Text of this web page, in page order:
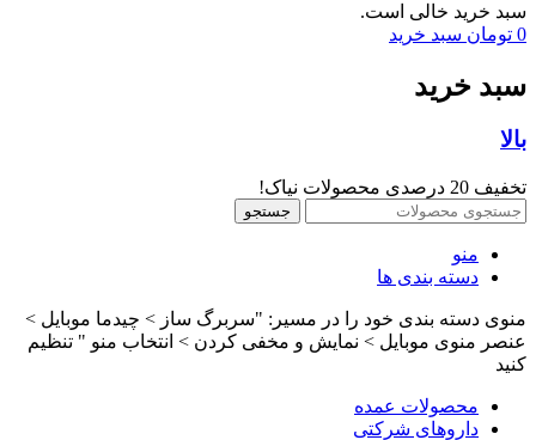
سبد خرید خالی است.
0 تومان سبد خرید
سبد خرید
بالا
تخفیف 20 درصدی محصولات نیاک!
جستجو
منو
دسته بندی ها
منوی دسته بندی خود را در مسیر: "سربرگ ساز > چیدما موبایل >
عنصر منوی موبایل > نمایش و مخفی کردن > انتخاب منو " تنظیم
کنید
محصولات عمده
داروهای شرکتی